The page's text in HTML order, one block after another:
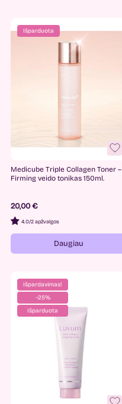
Išparduota
Medicube Triple Collagen Toner –
Firming veido tonikas 150ml.
20,00 €
4.0/2 apžvalgos
Daugiau
Išpardavimas!
−25%
Išparduota